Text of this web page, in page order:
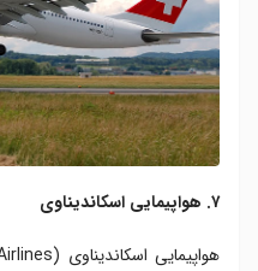
۷. هواپیمایی اسکاندیناوی